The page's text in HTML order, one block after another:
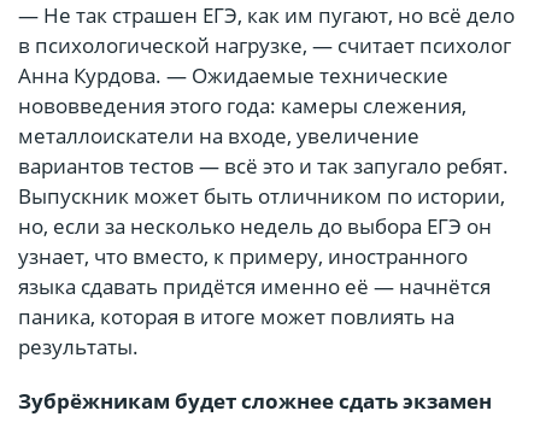
— Не так страшен ЕГЭ, как им пугают, но всё дело
в психологической нагрузке, — считает психолог
Анна Курдова. — Ожидаемые технические
нововведения этого года: камеры слежения,
металлоискатели на входе, увеличение
вариантов тестов — всё это и так запугало ребят.
Выпускник может быть отличником по истории,
но, если за несколько недель до выбора ЕГЭ он
узнает, что вместо, к примеру, иностранного
языка сдавать придётся именно её — начнётся
паника, которая в итоге может повлиять на
результаты.
Зубрёжникам будет сложнее сдать экзамен